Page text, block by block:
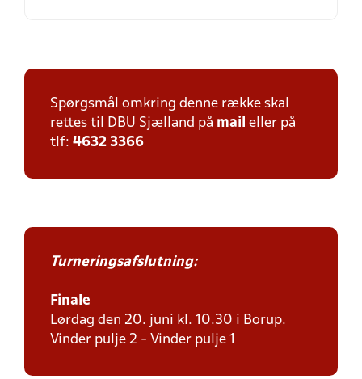
Spørgsmål omkring denne række skal
rettes til DBU Sjælland på mail eller på
tlf: 4632 3366
Turneringsafslutning:
Finale
Lørdag den 20. juni kl. 10.30 i Borup.
Vinder pulje 2 - Vinder pulje 1